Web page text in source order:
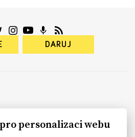
DARUJ
personalizaci webu